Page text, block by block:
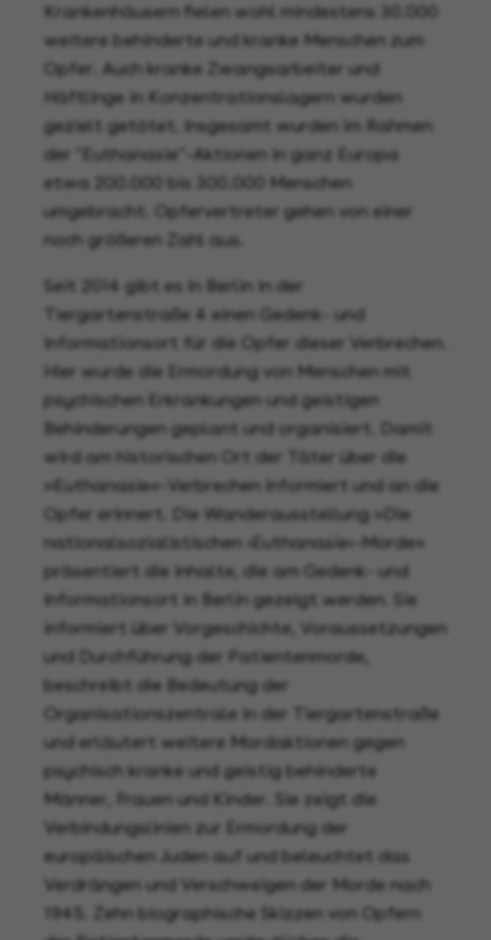
Krankenhäusern fielen wohl mindestens 30.000
weitere behinderte und kranke Menschen zum
Opfer. Auch kranke Zwangsarbeiter und
Häftlinge in Konzentrationslagern wurden
gezielt getötet. Insgesamt wurden im Rahmen
der "Euthanasie"-Aktionen in ganz Europa
etwa 200.000 bis 300.000 Menschen
umgebracht. Opfervertreter gehen von einer
noch größeren Zahl aus.
Seit 2014 gibt es in Berlin in der
Tiergartenstraße 4 einen Gedenk- und
Informationsort für die Opfer dieser Verbrechen.
Hier wurde die Ermordung von Menschen mit
psychischen Erkrankungen und geistigen
Behinderungen geplant und organisiert. Damit
wird am historischen Ort der Täter über die
»Euthanasie«-Verbrechen informiert und an die
Opfer erinnert. Die Wanderausstellung »Die
nationalsozialistischen ›Euthanasie‹-Morde«
präsentiert die Inhalte, die am Gedenk- und
Informationsort in Berlin gezeigt werden. Sie
informiert über Vorgeschichte, Voraussetzungen
und Durchführung der Patientenmorde,
beschreibt die Bedeutung der
Organisationszentrale in der Tiergartenstraße
und erläutert weitere Mordaktionen gegen
psychisch kranke und geistig behinderte
Männer, Frauen und Kinder. Sie zeigt die
Verbindungslinien zur Ermordung der
europäischen Juden auf und beleuchtet das
Verdrängen und Verschweigen der Morde nach
1945. Zehn biographische Skizzen von Opfern